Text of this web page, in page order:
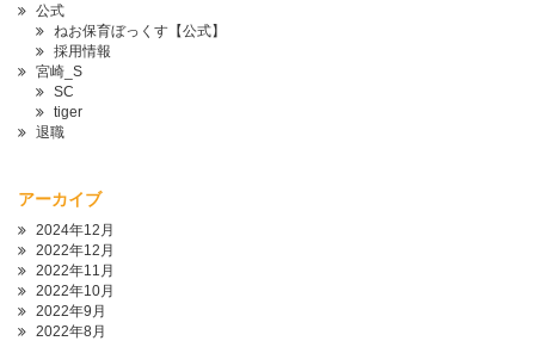
公式
ねお保育ぼっくす【公式】
採用情報
宮崎_S
SC
tiger
退職
アーカイブ
2024年12月
2022年12月
2022年11月
2022年10月
2022年9月
2022年8月